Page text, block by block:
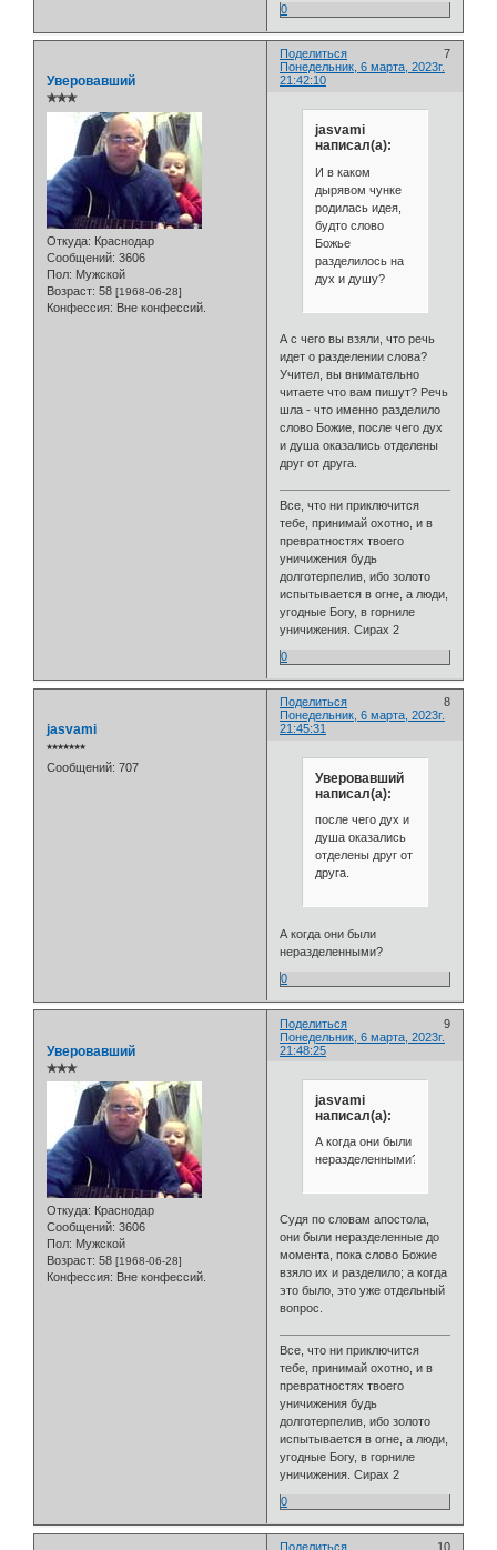
0
Поделиться
7
Понедельник, 6 марта, 2023г.
21:42:10
Уверовавший
✯✯✯
Откуда: Краснодар
Сообщений: 3606
Пол: Мужской
Возраст: 58 [1968-06-28]
Конфессия: Вне конфессий.
jasvami
написал(а):
И в каком
дырявом чунке
родилась идея,
будто слово
Божье
разделилось на
дух и душу?
А с чего вы взяли, что речь
идет о разделении слова?
Учител, вы внимательно
читаете что вам пишут? Речь
шла - что именно разделило
слово Божие, после чего дух
и душа оказались отделены
друг от друга.
Все, что ни приключится
тебе, принимай охотно, и в
превратностях твоего
уничижения будь
долготерпелив, ибо золото
испытывается в огне, а люди,
угодные Богу, в горниле
уничижения. Сирах 2
0
Поделиться
8
Понедельник, 6 марта, 2023г.
21:45:31
jasvami
⭒⭒⭒⭒⭒⭒⭒
Сообщений: 707
Уверовавший
написал(а):
после чего дух и
душа оказались
отделены друг от
друга.
А когда они были
неразделенными?
0
Поделиться
9
Понедельник, 6 марта, 2023г.
21:48:25
Уверовавший
✯✯✯
Откуда: Краснодар
Сообщений: 3606
Пол: Мужской
Возраст: 58 [1968-06-28]
Конфессия: Вне конфессий.
jasvami
написал(а):
А когда они были
неразделенными?
Судя по словам апостола,
они были неразделенные до
момента, пока слово Божие
взяло их и разделило; а когда
это было, это уже отдельный
вопрос.
Все, что ни приключится
тебе, принимай охотно, и в
превратностях твоего
уничижения будь
долготерпелив, ибо золото
испытывается в огне, а люди,
угодные Богу, в горниле
уничижения. Сирах 2
0
Поделиться
10